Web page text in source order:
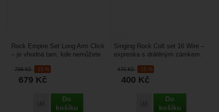
799Kč -15 %
679 Kč
Přidat 'Rock Empire Set Long Arm Click' k porovnání
Do
košíku
Rock Empire Set Long Arm Click
– je vhodná tam, kde nemůžete
borhák a přitom...
470Kč -15 %
400 Kč
Přidat 'Singing Rock
Do
košíku
Singing Rock Colt set 16 Wire –
expreska s drátěným zámkem.
větší bezpečnosti....